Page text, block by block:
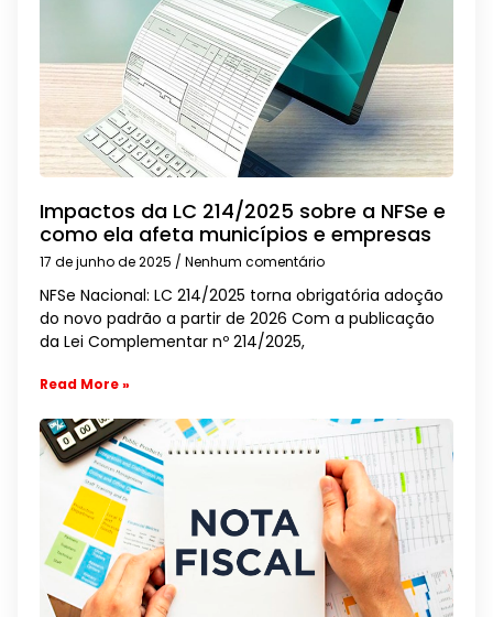
Impactos da LC 214/2025 sobre a NFSe e
como ela afeta municípios e empresas
17 de junho de 2025 Nenhum comentário
NFSe Nacional: LC 214/2025 torna obrigatória adoção
do novo padrão a partir de 2026 Com a publicação
da Lei Complementar nº 214/2025,
Read More »